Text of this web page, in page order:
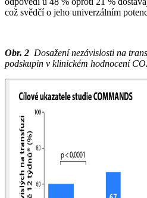
což svědčí o jeho univerzálním
Obr. 2 Dosažení nezávislosti na
podskupin v klinickém hodnocení